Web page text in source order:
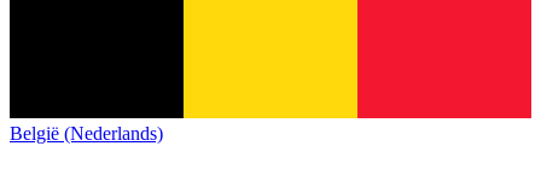
België (Nederlands)